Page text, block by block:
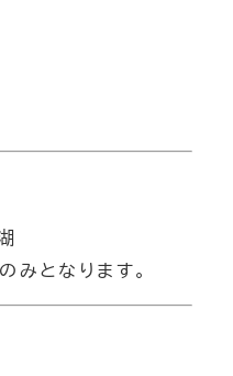
みとなります。